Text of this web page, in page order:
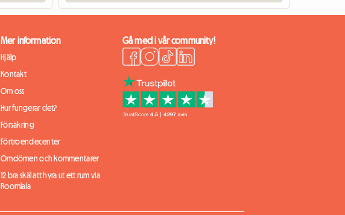
Mer information
Hjälp
Kontakt
Om oss
Hur fungerar det?
Försäkring
Förtroendecenter
Omdömen och kommentarer
12 bra skäl att hyra ut ett rum via
Roomlala
Gå med i vår community!